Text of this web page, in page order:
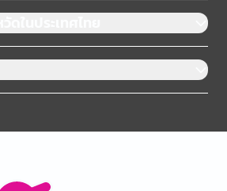
ในประเทศไทย